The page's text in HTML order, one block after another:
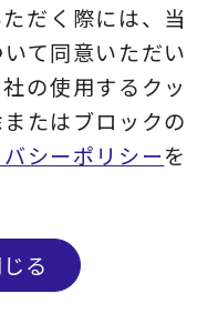
ネジメント
L社
織風土
だく際には、当
て同意いただい
の使用するクッ
たはブロックの
シーポリシーを
る